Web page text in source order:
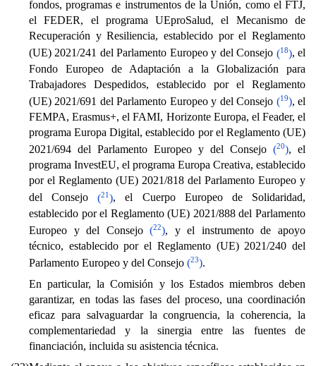
fondos, programas e instrumentos de la Unión, como el FTJ,
el FEDER, el programa UEproSalud, el Mecanismo de
Recuperación y Resiliencia, establecido por el Reglamento
(UE) 2021/241 del Parlamento Europeo y del Consejo (18), el
Fondo Europeo de Adaptación a la Globalización para
Trabajadores Despedidos, establecido por el Reglamento
(UE) 2021/691 del Parlamento Europeo y del Consejo (19), el
FEMPA, Erasmus+, el FAMI, Horizonte Europa, el Feader, el
programa Europa Digital, establecido por el Reglamento (UE)
2021/694 del Parlamento Europeo y del Consejo (20), el
programa InvestEU, el programa Europa Creativa, establecido
por el Reglamento (UE) 2021/818 del Parlamento Europeo y
del Consejo(21), el Cuerpo Europeo de Solidaridad,
establecido por el Reglamento (UE) 2021/888 del Parlamento
Europeo y del Consejo(22), y el instrumento de apoyo
técnico, establecido por el Reglamento (UE) 2021/240 del
Parlamento Europeo y del Consejo (23).
En particular, la Comisión y los Estados miembros deben
garantizar, en todas las fases del proceso, una coordinación
eficaz para salvaguardar la congruencia, la coherencia, la
complementariedad y la sinergia entre las fuentes de
financiación, incluida su asistencia técnica.